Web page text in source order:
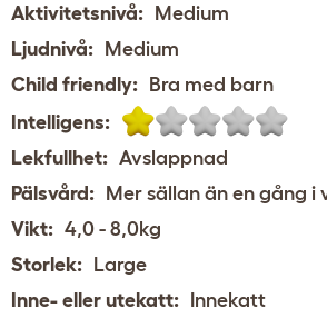
Aktivitetsnivå: Medium
Ljudnivå: Medium
Child friendly: Bra med barn
Intelligens:
Lekfullhet: Avslappnad
Pälsvård: Mer sällan än en gång i
Vikt: 4,0 - 8,0kg
Storlek: Large
Inne- eller utekatt: Innekatt